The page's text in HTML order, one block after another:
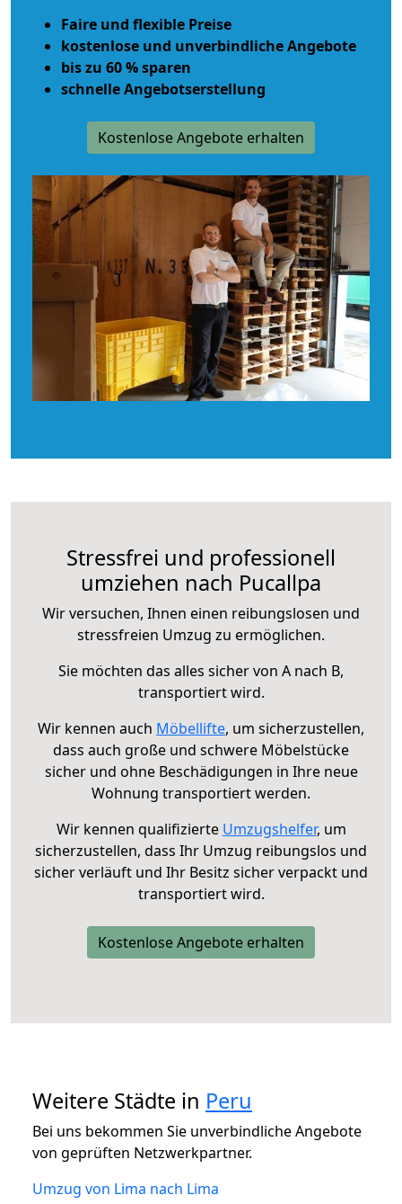
Faire und flexible Preise
kostenlose und unverbindliche Angebote
bis zu 60 % sparen
schnelle Angebotserstellung
Kostenlose Angebote erhalten
Stressfrei und professionell
umziehen nach Pucallpa
Wir versuchen, Ihnen einen reibungslosen und
stressfreien Umzug zu ermöglichen.
Sie möchten das alles sicher von A nach B,
transportiert wird.
Wir kennen auch Möbellifte, um sicherzustellen,
dass auch große und schwere Möbelstücke
sicher und ohne Beschädigungen in Ihre neue
Wohnung transportiert werden.
Wir kennen qualifizierte Umzugshelfer, um
sicherzustellen, dass Ihr Umzug reibungslos und
sicher verläuft und Ihr Besitz sicher verpackt und
transportiert wird.
Kostenlose Angebote erhalten
Weitere Städte in Peru
Bei uns bekommen Sie unverbindliche Angebote
von geprüften Netzwerkpartner.
Umzug von Lima nach Lima